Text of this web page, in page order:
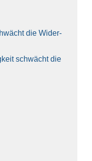
die Wider­
schwächt die